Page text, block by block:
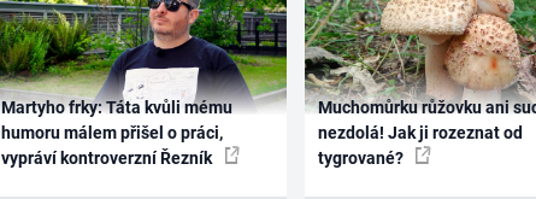
Martyho frky: Táta kvůli mému
humoru málem přišel o práci,
vypráví kontroverzní Řezník
Muchomůrku růžovku ani
nezdolá! Jak ji rozeznat od
tygrované?